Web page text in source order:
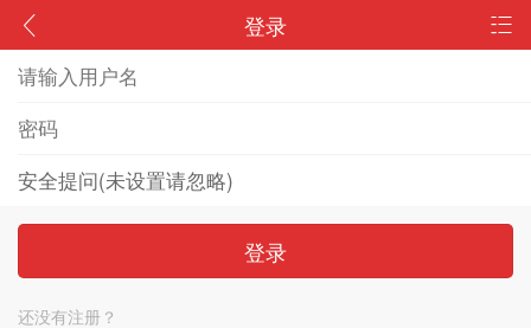
登录
登录
还没有注册？